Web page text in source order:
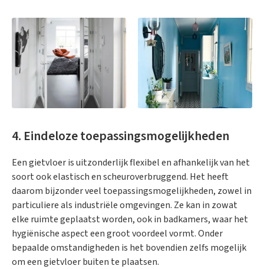
4. Eindeloze toepassingsmogelijkheden
Een gietvloer is uitzonderlijk flexibel en afhankelijk van het
soort ook elastisch en scheuroverbruggend. Het heeft
daarom bijzonder veel toepassingsmogelijkheden, zowel in
particuliere als industriële omgevingen. Ze kan in zowat
elke ruimte geplaatst worden, ook in badkamers, waar het
hygiënische aspect een groot voordeel vormt. Onder
bepaalde omstandigheden is het bovendien zelfs mogelijk
om een gietvloer buiten te plaatsen.